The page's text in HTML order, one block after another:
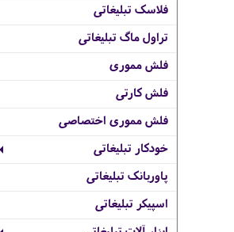
فلاسک تبلیغاتی
تراول ماگ تبلیغاتی
فلش مموری
فلش کارتی
فلش مموری اختصاصی
خودکار تبلیغاتی
پاوربانک تبلیغاتی
اسپیکر تبلیغاتی